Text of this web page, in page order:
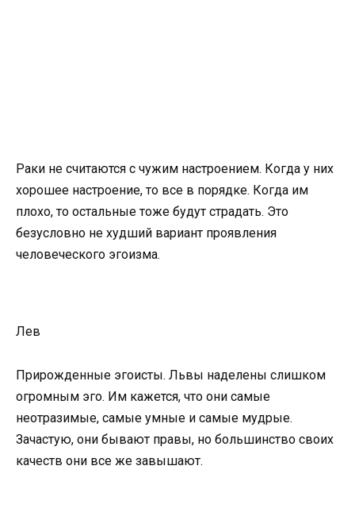
Раки не считаются с чужим настроением. Когда у них
хорошее настроение, то все в порядке. Когда им
плохо, то остальные тоже будут страдать. Это
безусловно не худший вариант проявления
человеческого эгоизма.
Лев
Прирожденные эгоисты. Львы наделены слишком
огромным эго. Им кажется, что они самые
неотразимые, самые умные и самые мудрые.
Зачастую, они бывают правы, но большинство своих
качеств они все же завышают.